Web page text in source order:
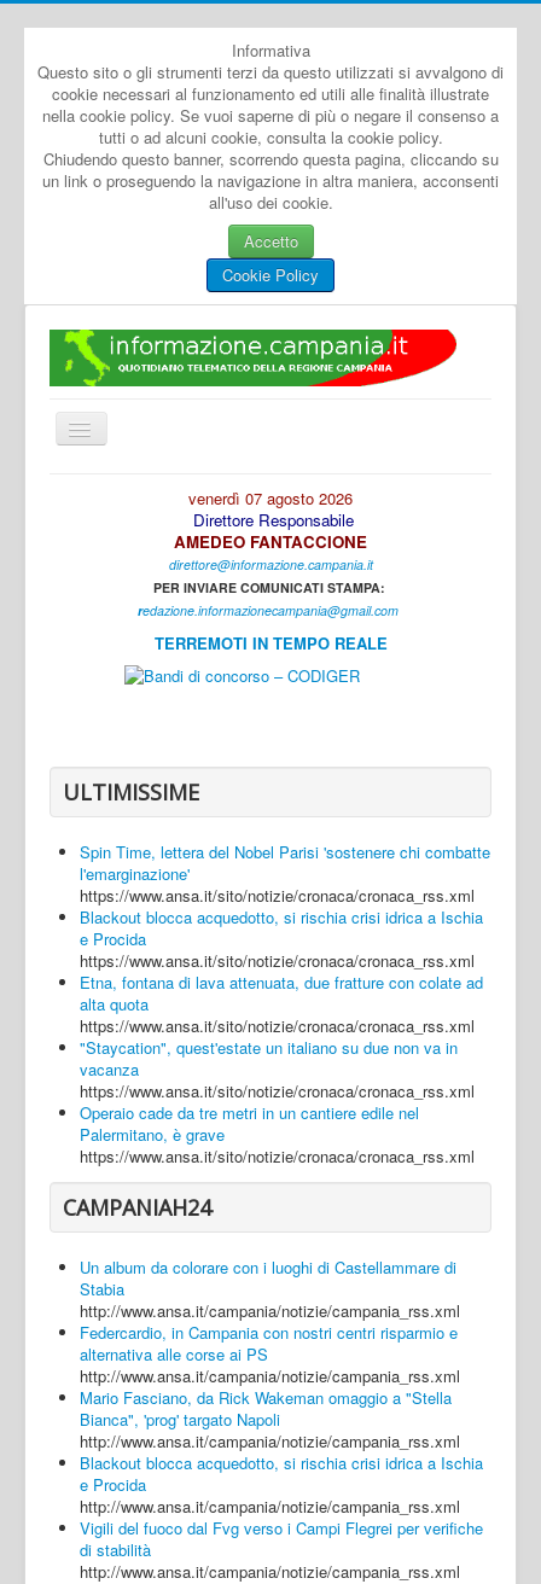
Informativa
Questo sito o gli strumenti terzi da questo utilizzati si avvalgono di
cookie necessari al funzionamento ed utili alle finalità illustrate
nella cookie policy. Se vuoi saperne di più o negare il consenso a
tutti o ad alcuni cookie, consulta la cookie policy.
Chiudendo questo banner, scorrendo questa pagina, cliccando su
un link o proseguendo la navigazione in altra maniera, acconsenti
all'uso dei cookie.
Accetto
Cookie Policy
Cambia
navigazione
Caserta
Napoli
Salerno
Login
venerdì 07 agosto 2026
Direttore Responsabile
AMEDEO FANTACCIONE
direttore@informazione.campania.it
PER INVIARE COMUNICATI STAMPA:
redazione.informazionecampania@gmail.com
TERREMOTI IN TEMPO REALE
ULTIMISSIME
Spin Time, lettera del Nobel Parisi 'sostenere chi combatte
l'emarginazione'
https://www.ansa.it/sito/notizie/cronaca/cronaca_rss.xml
Blackout blocca acquedotto, si rischia crisi idrica a Ischia
e Procida
https://www.ansa.it/sito/notizie/cronaca/cronaca_rss.xml
Etna, fontana di lava attenuata, due fratture con colate ad
alta quota
https://www.ansa.it/sito/notizie/cronaca/cronaca_rss.xml
"Staycation", quest'estate un italiano su due non va in
vacanza
https://www.ansa.it/sito/notizie/cronaca/cronaca_rss.xml
Operaio cade da tre metri in un cantiere edile nel
Palermitano, è grave
https://www.ansa.it/sito/notizie/cronaca/cronaca_rss.xml
CAMPANIAH24
Un album da colorare con i luoghi di Castellammare di
Stabia
http://www.ansa.it/campania/notizie/campania_rss.xml
Federcardio, in Campania con nostri centri risparmio e
alternativa alle corse ai PS
http://www.ansa.it/campania/notizie/campania_rss.xml
Mario Fasciano, da Rick Wakeman omaggio a "Stella
Bianca", 'prog' targato Napoli
http://www.ansa.it/campania/notizie/campania_rss.xml
Blackout blocca acquedotto, si rischia crisi idrica a Ischia
e Procida
http://www.ansa.it/campania/notizie/campania_rss.xml
Vigili del fuoco dal Fvg verso i Campi Flegrei per verifiche
di stabilità
http://www.ansa.it/campania/notizie/campania_rss.xml